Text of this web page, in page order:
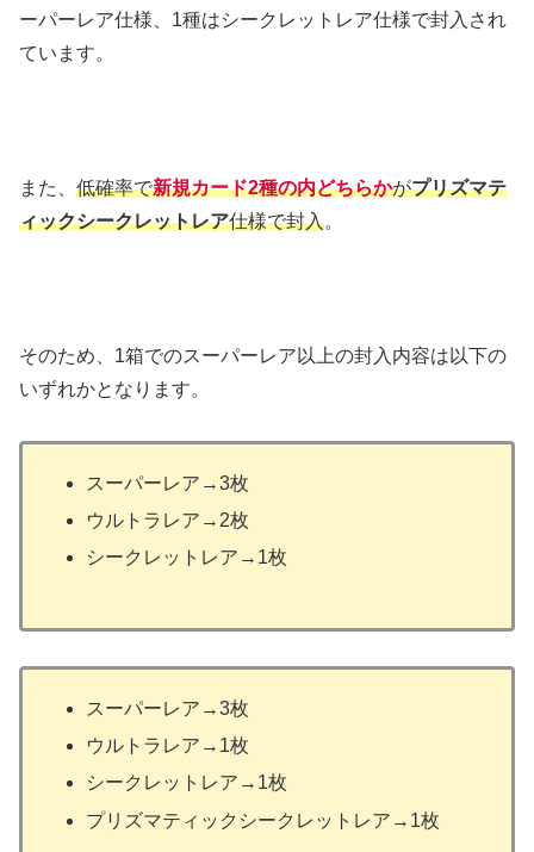
ーパーレア仕様、1種はシークレットレア仕様で封入され
ています。
また、 低確率で新規カード2種の内どちらかがプリズマテ
ィックシークレットレア仕様で封入。
そのため、1箱でのスーパーレア以上の封入内容は以下の
いずれかとなります。
スーパーレア→3枚
ウルトラレア→2枚
シークレットレア→1枚
スーパーレア→3枚
ウルトラレア→1枚
シークレットレア→1枚
プリズマティックシークレットレア→1枚